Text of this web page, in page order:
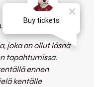
seuraavasti:
joka on ollut läsnä
tapahtumissa.
ennen
kentälle